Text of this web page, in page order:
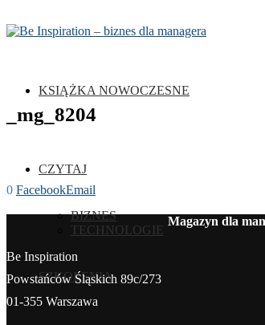
KSIĄŻKA NOWOCZESNE
CZYTAJ
BIZNES
TECHNOLOGIE
SZKOLENIA
_mg_8204
0 FacebookEmail
Magazyn dla
Be Inspiration
Powstańców Śląskich 89c/273
01-355 Warszawa